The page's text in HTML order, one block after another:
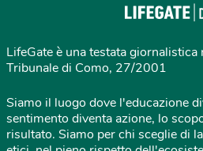
LifeGate è una testata
Tribunale di Como, 27/2001
Siamo il luogo dove l'educazione
sentimento diventa azione, lo
risultato. Siamo per chi sceglie di